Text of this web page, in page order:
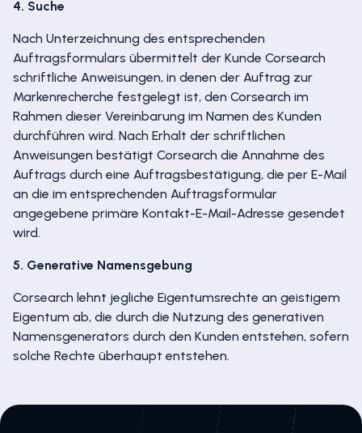
4. Suche
Nach Unterzeichnung des entsprechenden
Auftragsformulars übermittelt der Kunde Corsearch
schriftliche Anweisungen, in denen der Auftrag zur
Markenrecherche festgelegt ist, den Corsearch im
Rahmen dieser Vereinbarung im Namen des Kunden
durchführen wird. Nach Erhalt der schriftlichen
Anweisungen bestätigt Corsearch die Annahme des
Auftrags durch eine Auftragsbestätigung, die per E-Mail
an die im entsprechenden Auftragsformular
angegebene primäre Kontakt-E-Mail-Adresse gesendet
wird.
5. Generative Namensgebung
Corsearch lehnt jegliche Eigentumsrechte an geistigem
Eigentum ab, die durch die Nutzung des generativen
Namensgenerators durch den Kunden entstehen, sofern
solche Rechte überhaupt entstehen.